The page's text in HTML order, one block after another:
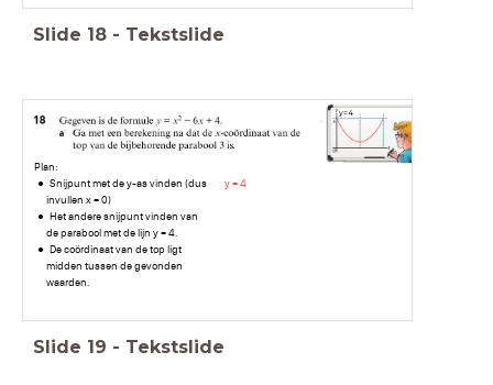
Slide 18 - Tekstslide
Plan:
Snijpunt met de y-as vinden (dus
invullen x = 0)
Het andere snijpunt vinden van
de parabool met de lijn y = 4.
De coördinaat van de top ligt
midden tussen de gevonden
waarden.
y = 4
y=4
Slide 19 - Tekstslide